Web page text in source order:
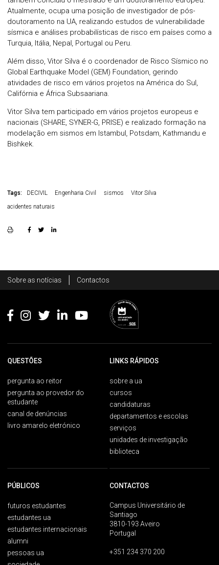
Atualmente, ocupa uma posição de investigador de pós-
doutoramento na UA, realizando estudos de vulnerabilidade
sísmica e análises probabilísticas de risco em países como a
Turquia, Itália, Nepal, Portugal ou Peru.
Além disso, Vitor Silva é o coordenador de Risco Sísmico no
Global Earthquake Model (GEM) Foundation, gerindo
atividades de risco em vários projetos na América do Sul,
Califórnia e África Subsaariana.
Vitor Silva tem participado em vários projetos europeus e
nacionais (SHARE, SYNER-G, PRISE) e realizado formação na
modelação em sismos em Istambul, Potsdam, Kathmandu e
Bishkek.
Tags: DECIVIL Engenharia Civil sismos
Vitor Silva
acidentes naturais
Footer
Sobre as notícias Contactos
QUESTÕES
pergunta ao reitor
pergunta ao provedor do
estudante
canal de denúncias
livro amarelo eletrónico
LINKS RÁPIDOS
sobre a ua
cursos
candidaturas
departamentos e escolas
serviços
unidades de investigação
biblioteca
PÚBLICOS
futuros estudantes
estudantes ua
estudantes internacionais
alumni
pessoas ua
CONTACTOS
Campus Universitário de
Santiago
3810-193 Aveiro
Portugal
+351 234 370 200